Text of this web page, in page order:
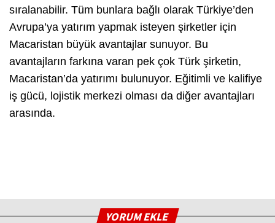
sıralanabilir. Tüm bunlara bağlı olarak Türkiye’den
Avrupa’ya yatırım yapmak isteyen şirketler için
Macaristan büyük avantajlar sunuyor. Bu
avantajların farkına varan pek çok Türk şirketin,
Macaristan’da yatırımı bulunuyor. Eğitimli ve kalifiye
iş gücü, lojistik merkezi olması da diğer avantajları
arasında.
YORUM EKLE